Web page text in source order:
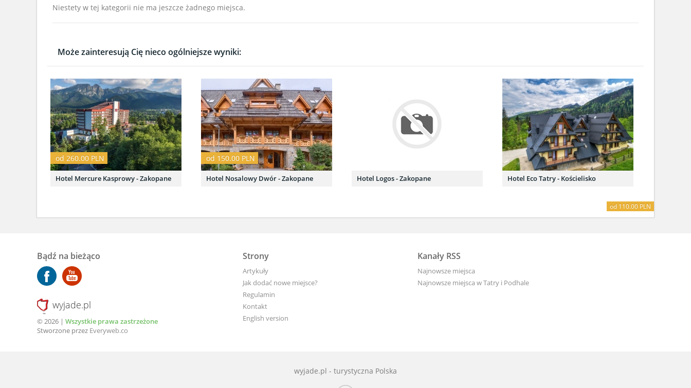
Niestety w tej kategorii nie ma jeszcze żadnego miejsca.
Może zainteresują Cię nieco ogólniejsze wyniki:
od 260.00 PLN
Hotel Mercure Kasprowy - Zakopane
od 150.00 PLN
Hotel Nosalowy Dwór - Zakopane Hotel Logos - Zakopane
od 110.00 PLN
Hotel Eco Tatry - Kościelisko
Bądź na bieżąco
wyjade.pl
© 2026 | Wszystkie prawa zastrzeżone
Stworzone przez Everyweb.co
Strony
Artykuły
Jak dodać nowe miejsce?
Regulamin
Kontakt
English version
Kanały RSS
Najnowsze miejsca
Najnowsze miejsca w Tatry i Podhale
wyjade.pl - turystyczna Polska